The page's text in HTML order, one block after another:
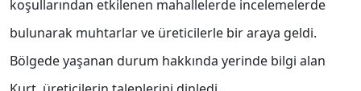
koşullarından etkilenen mahallelerde incelemelerde
bulunarak muhtarlar ve üreticilerle bir araya geldi.
Bölgede yaşanan durum hakkında yerinde bilgi alan